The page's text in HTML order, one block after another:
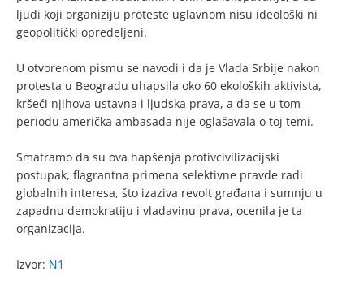
ljudi koji organiziju proteste uglavnom nisu ideološki ni
geopolitički opredeljeni.
U otvorenom pismu se navodi i da je Vlada Srbije nakon
protesta u Beogradu uhapsila oko 60 ekoloških aktivista,
kršeći njihova ustavna i ljudska prava, a da se u tom
periodu američka ambasada nije oglašavala o toj temi.
Smatramo da su ova hapšenja protivcivilizacijski
postupak, flagrantna primena selektivne pravde radi
globalnih interesa, što izaziva revolt građana i sumnju u
zapadnu demokratiju i vladavinu prava, ocenila je ta
organizacija.
Izvor: N1